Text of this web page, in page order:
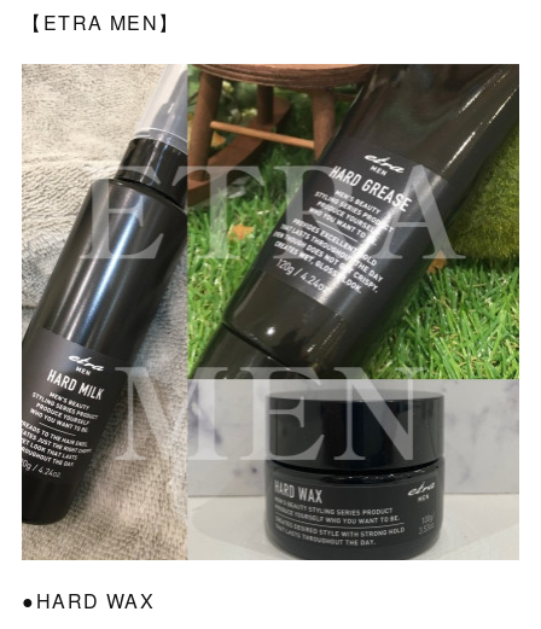
【ETRA MEN】
●HARD WAX